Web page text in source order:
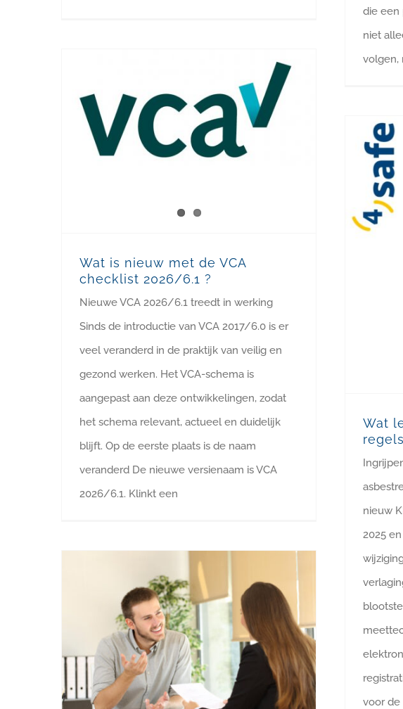
die een
niet
volgen,
Wat is nieuw met de VCA
checklist 2026/6.1 ?
Nieuwe VCA 2026/6.1 treedt in werking
Sinds de introductie van VCA 2017/6.0 is er
veel veranderd in de praktijk van veilig en
gezond werken. Het VCA-schema is
aangepast aan deze ontwikkelingen, zodat
het schema relevant, actueel en duidelijk
blijft. Op de eerste plaats is de naam
veranderd De nieuwe versienaam is VCA
2026/6.1. Klinkt een
Wat
nieuw
2025
voor de